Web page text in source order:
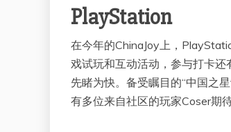
PlayStation
在今年的ChinaJoy上，
戏试玩和互动活动，参与打卡
先睹为快。备受瞩目的“中国之
有多位来自社区的玩家Coser期